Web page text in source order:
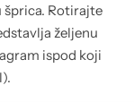
Rotirajte
željenu
ispod koji